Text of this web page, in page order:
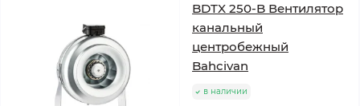
BDTX 250-B Вентилятор
канальный
центробежный
Bahcivan
в наличии